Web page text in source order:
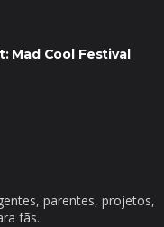
Mad Cool Festival
parentes, projetos,
fãs.